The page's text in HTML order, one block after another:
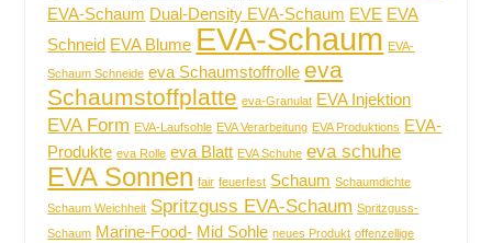
EVA-Schaum Dual-Density EVA-Schaum EVE EVA
Schneid EVA Blume EVA-Schaum EVA-
Schaum Schneide eva Schaumstoffrolle eva
Schaumstoffplatte eva-Granulat EVA Injektion
EVA Form EVA-Laufsohle EVA Verarbeitung EVA Produktions EVA-
Produkte eva Rolle eva Blatt EVA Schuhe eva schuhe
EVA Sonnen fair feuerfest Schaum Schaumdichte
Schaum Weichheit Spritzguss EVA-Schaum Spritzguss-
Schaum Marine-Food- Mid Sohle neues Produkt offenzellige